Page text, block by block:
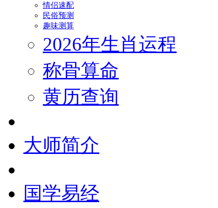
情侣速配
民俗预测
趣味测算
2026年生肖运程
称骨算命
黄历查询
大师简介
国学易经